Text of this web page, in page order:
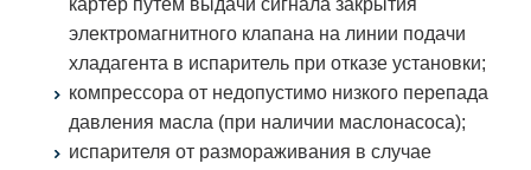
картер путем выдачи сигнала закрытия
электромагнитного клапана на линии подачи
хладагента в испаритель при отказе установки;
компрессора от недопустимо низкого перепада
давления масла (при наличии маслонасоса);
испарителя от размораживания в случае